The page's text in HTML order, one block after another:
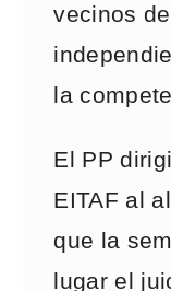
vecinos
la
El PP
EITAF al
que la
lugar el